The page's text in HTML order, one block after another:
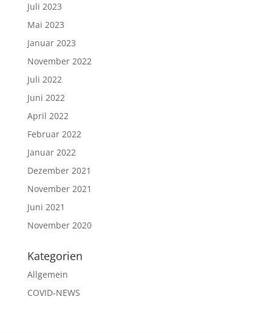
Juli 2023
Mai 2023
Januar 2023
November 2022
Juli 2022
Juni 2022
April 2022
Februar 2022
Januar 2022
Dezember 2021
November 2021
Juni 2021
November 2020
Kategorien
Allgemein
COVID-NEWS